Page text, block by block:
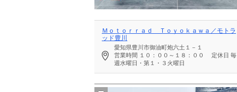
Ｍｏｔｏｒｒａｄ Ｔｏｙｏｋａｗａ／モトラ
ッド豊川
愛知県豊川市御油町炮六土１－１
営業時間 １０：００～１８：００ 定休日 毎
週水曜日・第１・３火曜日